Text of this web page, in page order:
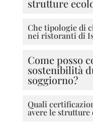
strutture
Che tipologie di
nei ristoranti di
Come posso
sostenibilità
soggiorno?
Quali
avere le strutture